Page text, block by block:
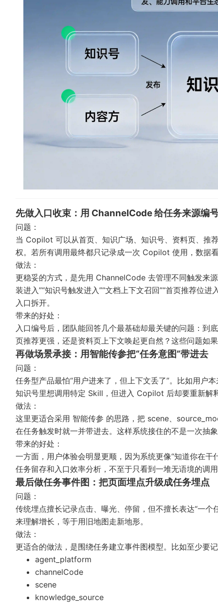
先做入口收束：用 ChannelCode 给任务来源编
问题：
当 Copilot 可以从首页、知识广场、知识号、资料页、推
权。若所有调用最终都只记录成一次 Copilot 使用，数据
做法：
更稳妥的方式，是先用 ChannelCode 去管理不同触发来
装进入”“知识号触发进入”“文档上下文召回”“首页推荐位
入口拆开。
带来的好处：
入口编号后，团队能回答几个最基础却最关键的问题：到
页推荐更强，还是资料页上下文唤起更自然？这些问题如
再做场景承接：用智能传参把“任务意图”带进去
问题：
任务型产品最怕“用户进来了，但上下文丢了”。比如用户
知识号里想调用特定 Skill，但进入 Copilot 后却要重新解
做法：
这里更适合采用 智能传参 的思路，把 scene、
在任务触发时就一并带进去。这样系统接住的不是一次抽
带来的好处：
一方面，用户体验会明显更顺，因为系统更像“知道你在
任务留存和入口效率分析，不至于只看到一堆无语境的调
最后做任务事件图：把页面埋点升级成任务埋点
问题：
传统埋点擅长记录点击、曝光、停留，但不擅长表达“一
来理解增长，等于用旧地图走新地形。
做法：
更适合的做法，是围绕任务建立事件图模型。比如至少要
agent_platform
channelCode
scene
knowledge_source